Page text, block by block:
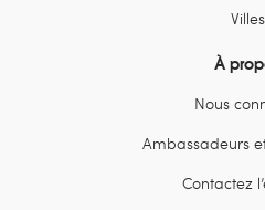
Villes
À
Nous
Ambassadeurs
Contactez